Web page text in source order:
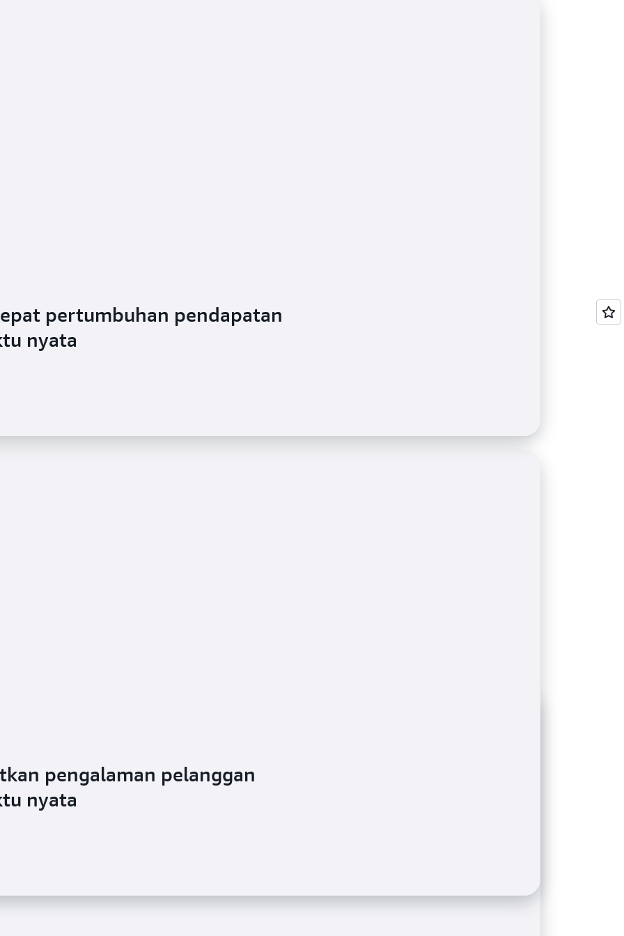
pertumbuhan pendapatan
nyata
pengalaman pelanggan
nyata